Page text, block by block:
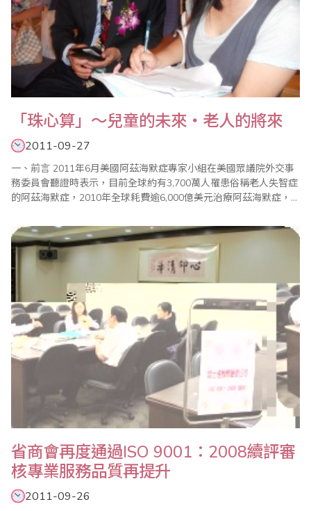
「珠心算」～兒童的未來‧老人的將來
2011-09-27
一、前言 2011年6月美國阿茲海默症專家小組在美國眾議院外交事
務委員會聽證時表示，目前全球約有3,700萬人罹患俗稱老人失智症
的阿茲海默症，2010年全球耗費逾6,000億美元治療阿茲海默症，
患者將高達1.15億，由於罹患阿茲海默症將會使大腦的功能逐漸減
退並影響日常生活，大量的醫療與照護支出將會拖垮全球的經..
省商會再度通過ISO 9001：2008續評審
核專業服務品質再提升
2011-09-26